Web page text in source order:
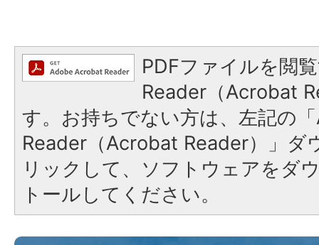
PDFファイルを閲
Reader（Acrobat
す。お持ちでない方は、左記の
Reader（Acrobat Reader）」ダ
リックして、ソフトウェアをダ
トールしてください。